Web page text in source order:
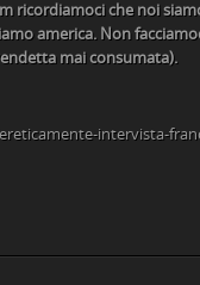
ricordiamoci che noi
america. Non
mai consumata).
intervista-